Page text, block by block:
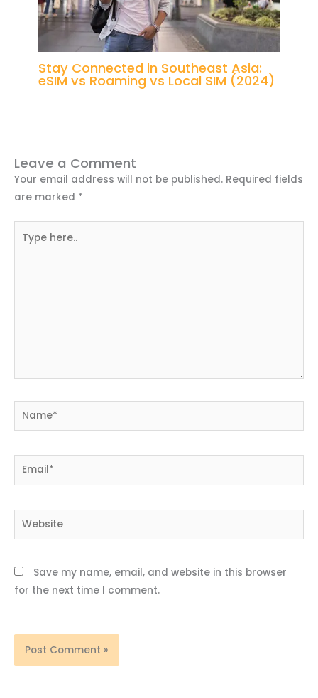
Stay Connected in Southeast Asia:
eSIM vs Roaming vs Local SIM (2024)
Leave a Comment
Your email address will not be published. Required fields
are marked *
here..
Name*
Email*
Website
Save my name, email, and website in this browser
for the next time I comment.